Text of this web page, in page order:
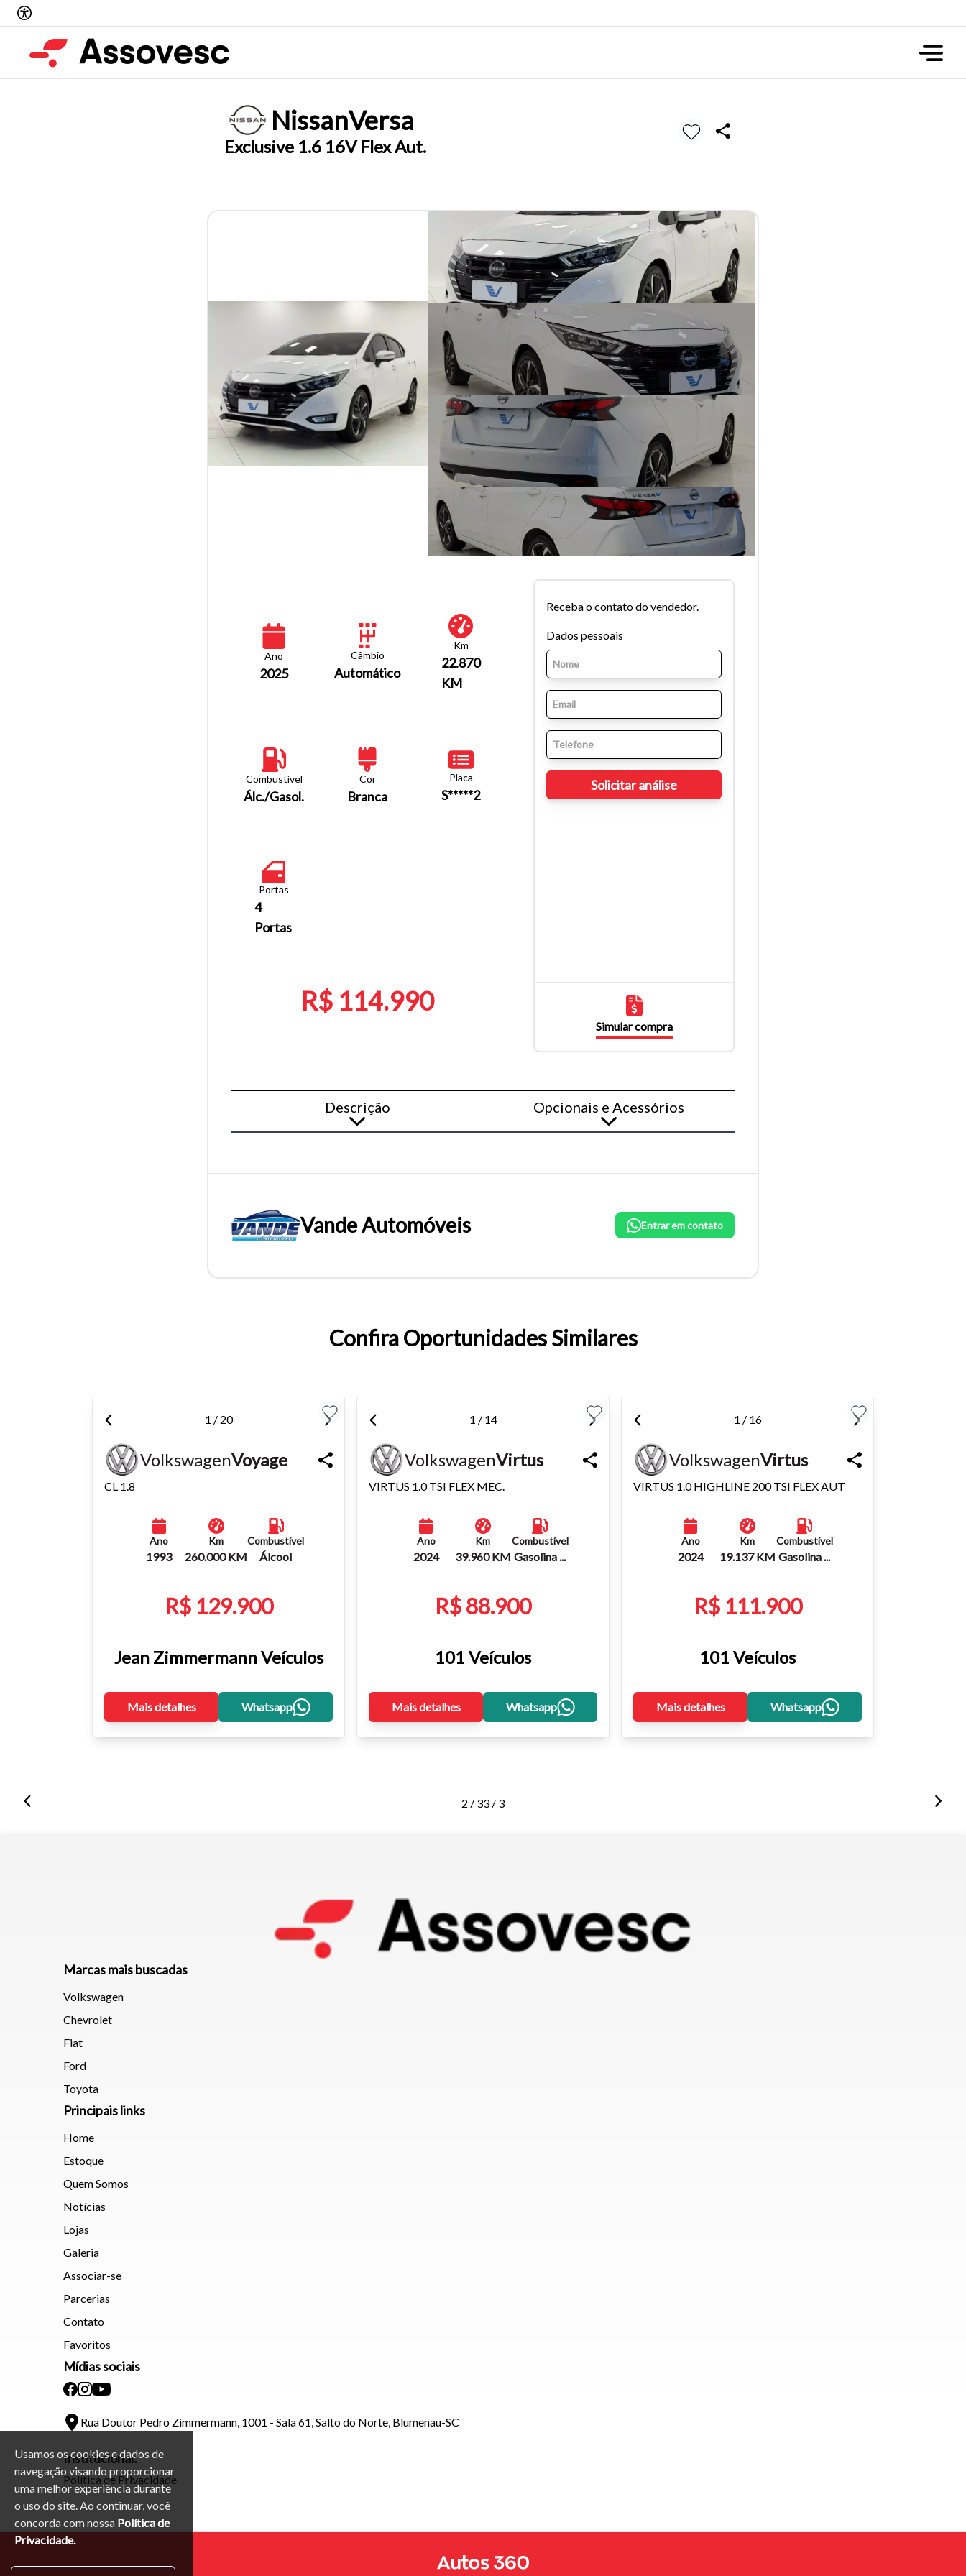
Usamos os cookies e dados de
navegação visando proporcionar
uma melhor experiência durante
o uso do site. Ao continuar, você
concorda com nossa Política de
Privacidade.
NissanVersa
Exclusive 1.6 16V Flex Aut.
Ano
2025
Câmbio
Automático
Km
22.870
KM
Combustível
Álc./Gasol.
Cor
Branca
Placa
S*****2
Portas
4
Portas
R$ 114.990
Receba o contato do vendedor.
Dados pessoais
Simular compra
Descrição Opcionais e Acessórios
Vande Automóveis Entrar em contato
Confira Oportunidades Similares
1 / 20
VolkswagenVoyage
CL 1.8
Ano
1993
Km
260.000 KM
Combustível
Álcool
R$ 129.900
Jean Zimmermann Veículos
Mais detalhes Whatsapp
1 / 14
VolkswagenVirtus
VIRTUS 1.0 TSI FLEX MEC.
Ano
2024
Km
39.960 KM
Combustível
Gasolina ...
R$ 88.900
101 Veículos
Mais detalhes Whatsapp
1 / 16
VolkswagenVirtus
VIRTUS 1.0 HIGHLINE 200 TSI FLEX AUT
Ano
2024
Km
19.137 KM
Combustível
Gasolina ...
R$ 111.900
101 Veículos
Mais detalhes Whatsapp
2 / 33 / 3
Marcas mais buscadas
Volkswagen
Chevrolet
Fiat
Ford
Toyota
Principais links
Home
Estoque
Quem Somos
Notícias
Lojas
Galeria
Associar-se
Parcerias
Contato
Favoritos
Mídias sociais
Rua Doutor Pedro Zimmermann, 1001 - Sala 61, Salto do Norte, Blumenau-SC
Institucional:
Política de Privacidade